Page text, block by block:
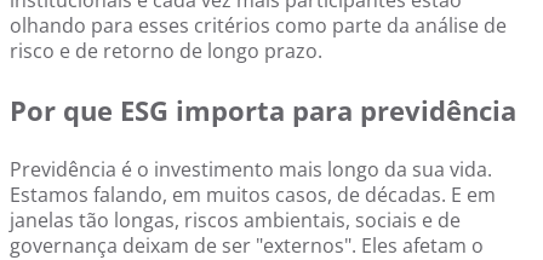
olhando para esses critérios como parte da análise de
risco e de retorno de longo prazo.
Por que ESG importa para previdência
Previdência é o investimento mais longo da sua vida.
Estamos falando, em muitos casos, de décadas. E em
janelas tão longas, riscos ambientais, sociais e de
governança deixam de ser "externos". Eles afetam o